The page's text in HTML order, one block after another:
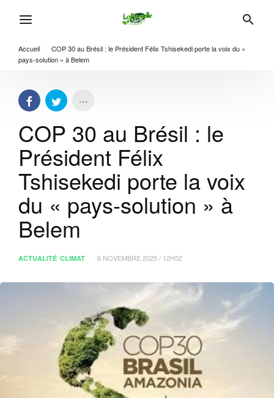
Accueil
COP 30 au Brésil : le Président Félix Tshisekedi porte la voix du «
pays-solution » à Belem
COP 30 au Brésil : le
Président Félix
Tshisekedi porte la voix
du « pays-solution » à
Belem
ACTUALITÉ CLIMAT 6 NOVEMBRE 2025 / 12H52